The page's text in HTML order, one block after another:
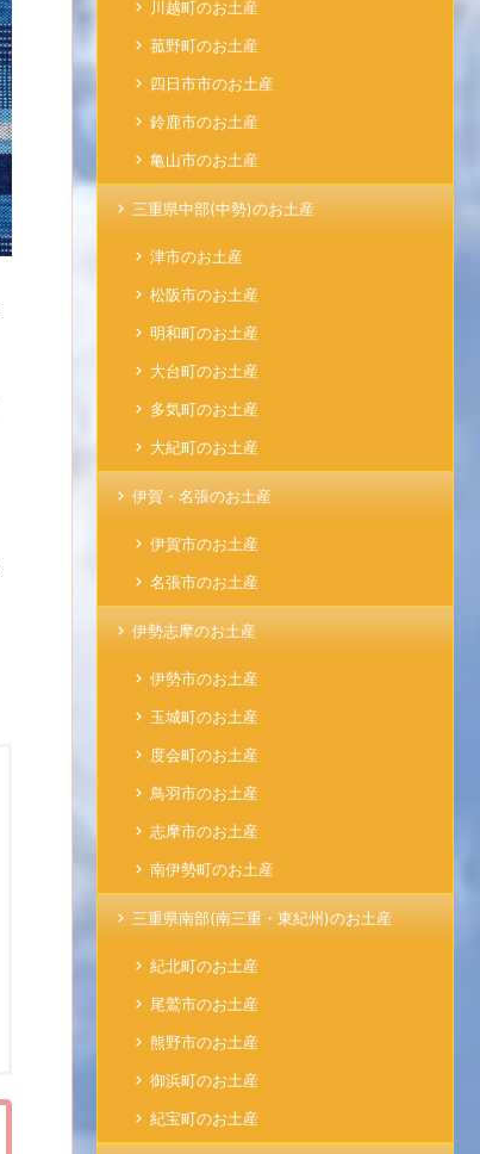
川越町のお土産
菰野町のお土産
四日市市のお土産
鈴鹿市のお土産
亀山市のお土産
三重県中部(中勢)のお土産
津市のお土産
松阪市のお土産
明和町のお土産
大台町のお土産
多気町のお土産
大紀町のお土産
伊賀・名張のお土産
伊賀市のお土産
名張市のお土産
伊勢志摩のお土産
伊勢市のお土産
玉城町のお土産
度会町のお土産
鳥羽市のお土産
志摩市のお土産
南伊勢町のお土産
三重県南部(南三重・東紀州)のお土産
紀北町のお土産
尾鷲市のお土産
熊野市のお土産
御浜町のお土産
紀宝町のお土産